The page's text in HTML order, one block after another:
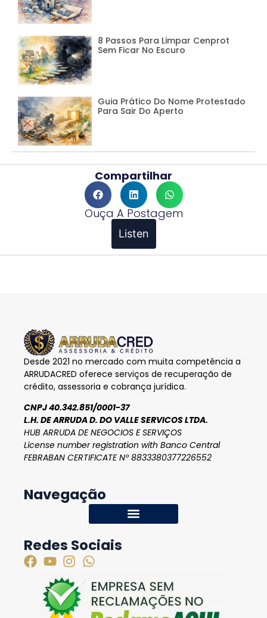
8 Passos Para Limpar Cenprot
Sem Ficar No Escuro
Guia Prático Do Nome Protestado
Para Sair Do Aperto
Compartilhar
Ouça A Postagem
Listen
Desde 2021 no mercado com muita competência a
ARRUDACRED oferece serviços de recuperação de
crédito, assessoria e cobrança jurídica.
CNPJ 40.342.851/0001-37
L.H. DE ARRUDA D. DO VALLE SERVICOS LTDA.
HUB ARRUDA DE NEGOCIOS E SERVIÇOS
License number registration with Banco Central
FEBRABAN CERTIFICATE Nº 8833380377226552
Navegação
Redes Sociais